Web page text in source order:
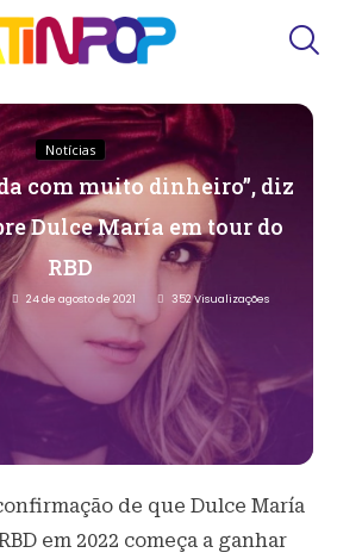
Notícias
com muito dinheiro”, diz
Dulce María em tour do
RBD
24 de agosto de 2021 352Visualizações
de que Dulce María
em 2022 começa a ganhar